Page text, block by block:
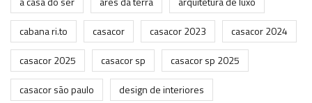
cabana ri.to
casacor casacor 2023
casacor 2024
casacor 2025
casacor sp
casacor sp 2025
casacor são paulo
design de interiores